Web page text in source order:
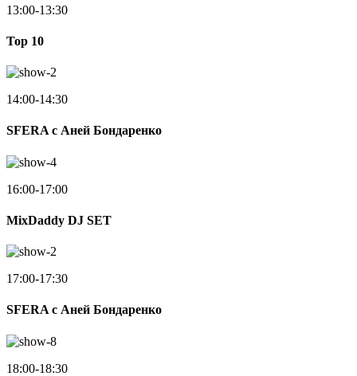
13:00-13:30
Top 10
14:00-14:30
SFERA с Аней Бондаренко
16:00-17:00
MixDaddy DJ SET
17:00-17:30
SFERA с Аней Бондаренко
18:00-18:30